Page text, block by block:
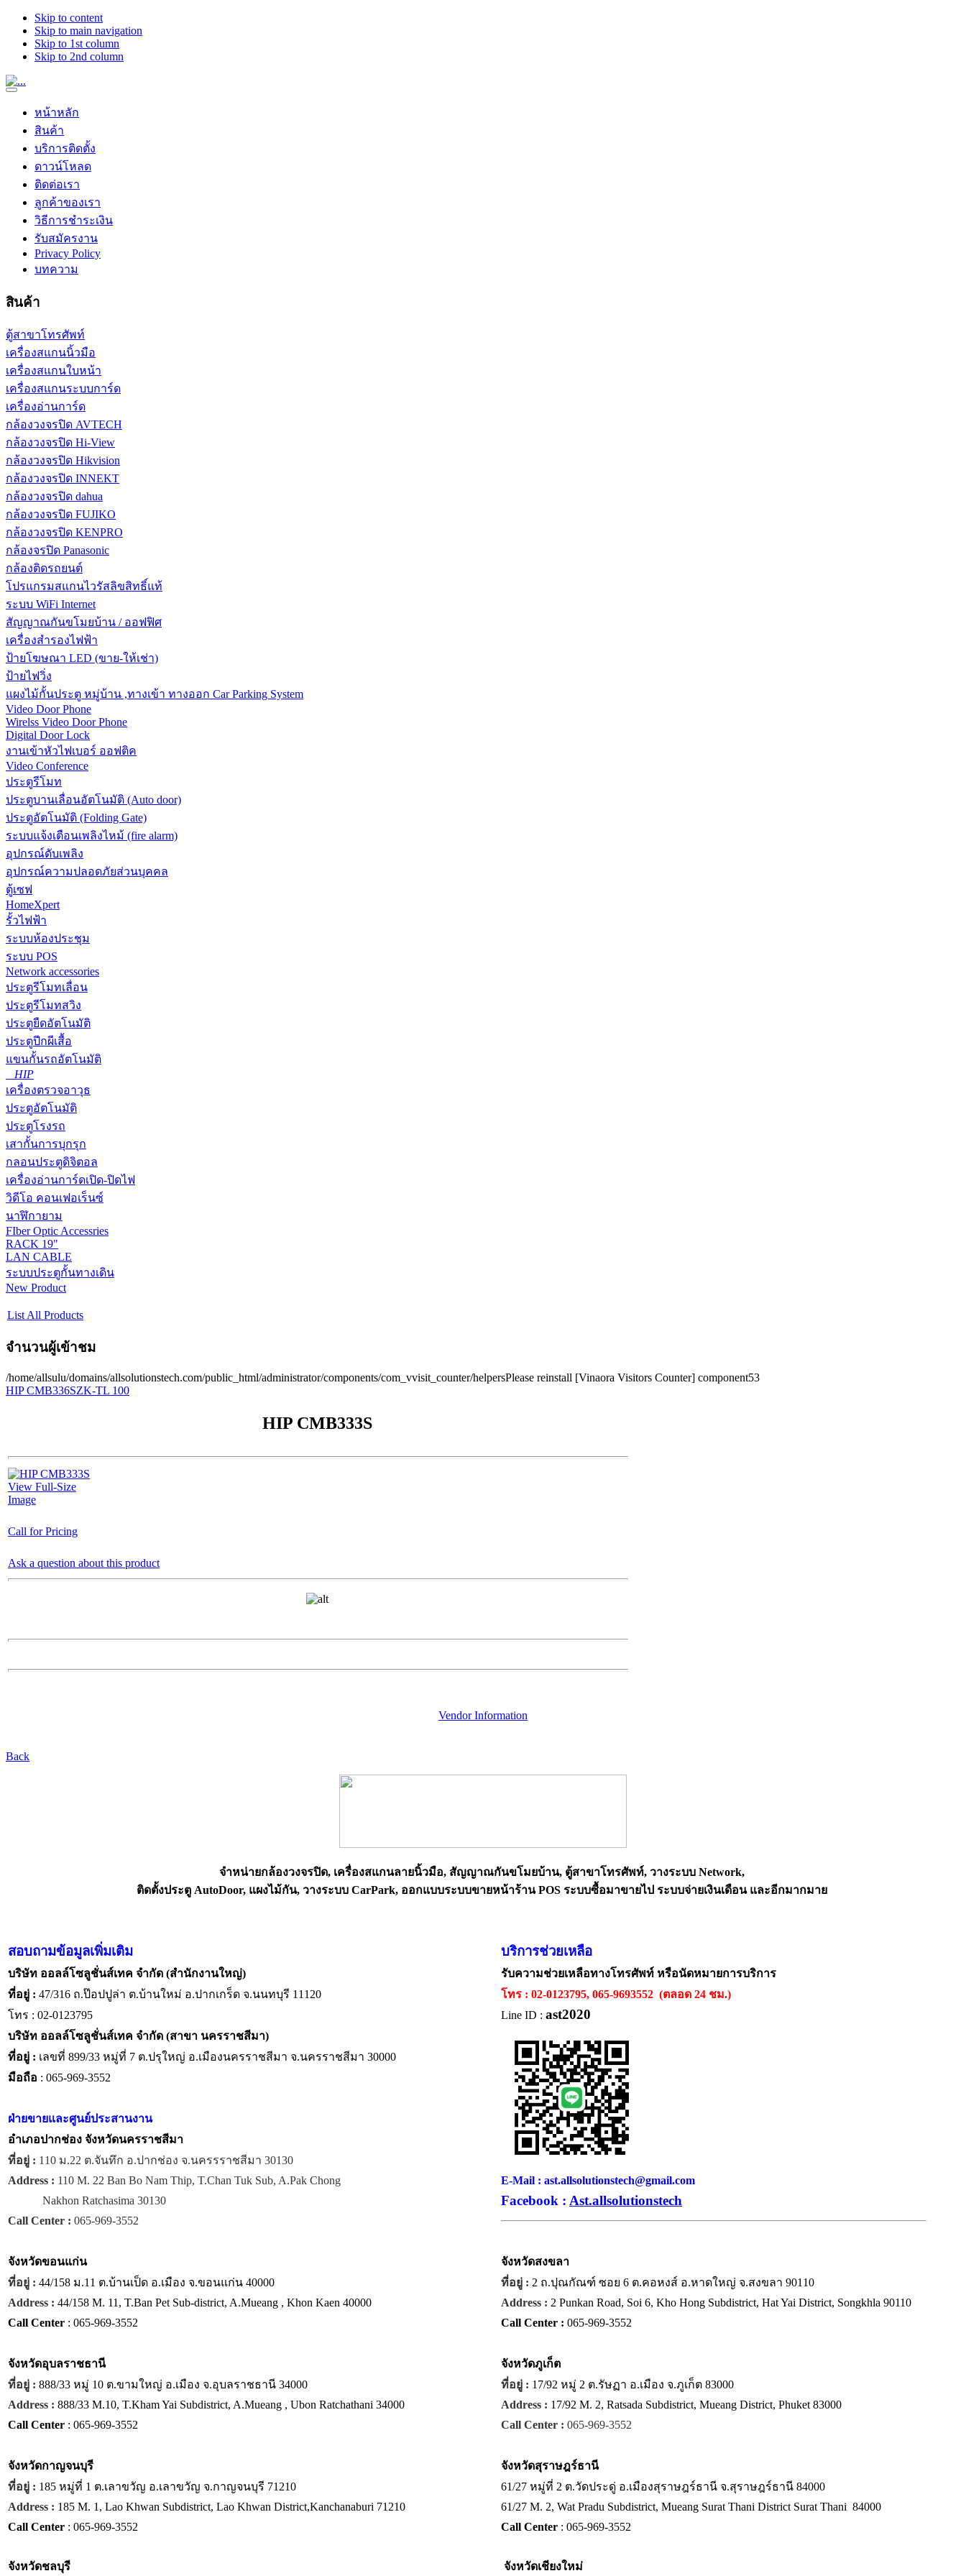
Skip to content
Skip to main navigation
Skip to 1st column
Skip to 2nd column
หน้าหลัก
สินค้า
บริการติดตั้ง
ดาวน์โหลด
ติดต่อเรา
ลูกค้าของเรา
วิธีการชำระเงิน
รับสมัครงาน
Privacy Policy
บทความ
สินค้า
ตู้สาขาโทรศัพท์
เครื่องสแกนนิ้วมือ
เครื่องสแกนใบหน้า
เครื่องสแกนระบบการ์ด
เครื่องอ่านการ์ด
กล้องวงจรปิด AVTECH
กล้องวงจรปิด Hi-View
กล้องวงจรปิด Hikvision
กล้องวงจรปิด INNEKT
กล้องวงจรปิด dahua
กล้องวงจรปิด FUJIKO
กล้องวงจรปิด KENPRO
กล้องจรปิด Panasonic
กล้องติดรถยนต์
โปรแกรมสแกนไวรัสลิขสิทธิ์แท้
ระบบ WiFi Internet
สัญญาณกันขโมยบ้าน / ออฟฟิศ
เครื่องสำรองไฟฟ้า
ป้ายโฆษณา LED (ขาย-ให้เช่า)
ป้ายไฟวิ่ง
แผงไม้กั้นประตู หมู่บ้าน ,ทางเข้า ทางออก Car Parking System
Video Door Phone
Wirelss Video Door Phone
Digital Door Lock
งานเข้าหัวไฟเบอร์ ออฟติค
Video Conference
ประตูรีโมท
ประตูบานเลื่อนอัตโนมัติ (Auto door)
ประตูอัตโนมัติ (Folding Gate)
ระบบแจ้งเตือนเพลิงไหม้ (fire alarm)
อุปกรณ์ดับเพลิง
อุปกรณ์ความปลอดภัยส่วนบุคคล
ตู้เซฟ
HomeXpert
รั้วไฟฟ้า
ระบบห้องประชุม
ระบบ POS
Network accessories
ประตูรีโมทเลื่อน
ประตูรีโมทสวิง
ประตูยืดอัตโนมัติ
ประตูปีกผีเสื้อ
แขนกั้นรถอัตโนมัติ
HIP
เครื่องตรวจอาวุธ
ประตูอัตโนมัติ
ประตูโรงรถ
เสากั้นการบุกรุก
กลอนประตูดิจิตอล
เครื่องอ่านการ์ดเปิด-ปิดไฟ
วิดีโอ คอนเฟอเร็นซ์
นาฬิกายาม
FIber Optic Accessries
RACK 19"
LAN CABLE
ระบบประตูกั้นทางเดิน
New Product
List All Products
จำนวนผู้เข้าชม
/home/allsulu/domains/allsolutionstech.com/public_html/administrator/components/com_vvisit_counter/helpersPlease reinstall [Vinaora Visitors Counter] component53
HIP CMB336SZK-TL 100
HIP CMB333S
View Full-Size
Image
Call for Pricing
Ask a question about this product
Vendor Information
Back
จำหน่ายกล้องวงจรปิด, เครื่องสแกนลายนิ้วมือ, สัญญาณกันขโมยบ้าน, ตู้สาขาโทรศัพท์, วางระบบ Network,
ติดตั้งประตู AutoDoor, แผงไม้กัน, วางระบบ CarPark, ออกแบบระบบขายหน้าร้าน POS ระบบซื้อมาขายไป ระบบจ่ายเงินเดือน และอีกมากมาย
สอบถามข้อมูลเพิ่มเติม บริการช่วยเหลือ
บริษัท ออลล์โซลูชั่นส์เทค จำกัด (สำนักงานใหญ่)
รับความช่วยเหลือทางโทรศัพท์ หรือนัดหมายการบริการ
ที่อยู่ : 47/316 ถ.ป๊อปปูล่า ต.บ้านใหม่ อ.ปากเกร็ด จ.นนทบุรี 11120
โทร : 02-0123795, 065-9693552 (ตลอด 24 ชม.)
โทร : 02-0123795
Line ID : ast2020
บริษัท ออลล์โซลูชั่นส์เทค จำกัด (สาขา นครราชสีมา)
ที่อยู่ : เลขที่ 899/33 หมู่ที่ 7 ต.ปรุใหญ่ อ.เมืองนครราชสีมา จ.นครราชสีมา 30000
มือถือ : 065-969-3552
ฝ่ายขายและศูนย์ประสานงาน
อำเภอปากช่อง จังหวัดนครราชสีมา
ที่อยู่ : 110 ม.22 ต.จันทึก อ.ปากช่อง จ.นครรราชสีมา 30130
Address : 110 M. 22 Ban Bo Nam Thip, T.Chan Tuk Sub, A.Pak Chong
E-Mail : ast.allsolutionstech@gmail.com
Nakhon Ratchasima 30130
Facebook : Ast.allsolutionstech
Call Center : 065-969-3552
จังหวัดขอนแก่น จังหวัดสงขลา
ที่อยู่ : 44/158 ม.11 ต.บ้านเป็ด อ.เมือง จ.ขอนแก่น 40000 ที่อยู่ : 2 ถ.ปุณกัณฑ์ ซอย 6 ต.คอหงส์ อ.หาดใหญ่ จ.สงขลา 90110
Address : 44/158 M. 11, T.Ban Pet Sub-district, A.Mueang , Khon Kaen 40000 Address : 2 Punkan Road, Soi 6, Kho Hong Subdistrict, Hat Yai District, Songkhla 90110
Call Center : 065-969-3552 Call Center : 065-969-3552
จังหวัดอุบลราชธานี จังหวัดภูเก็ต
ที่อยู่ : 888/33 หมู่ 10 ต.ขามใหญ่ อ.เมือง จ.อุบลราชธานี 34000 ที่อยู่ : 17/92 หมู่ 2 ต.รัษฏา อ.เมือง จ.ภูเก็ต 83000
Address : 888/33 M.10, T.Kham Yai Subdistrict, A.Mueang , Ubon Ratchathani 34000 Address : 17/92 M. 2, Ratsada Subdistrict, Mueang District, Phuket 83000
Call Center : 065-969-3552 Call Center : 065-969-3552
จังหวัดกาญจนบุรี จังหวัดสุราษฎร์ธานี
ที่อยู่ : 185 หมู่ที่ 1 ต.เลาขวัญ อ.เลาขวัญ จ.กาญจนบุรี 71210
61/27 หมู่ที่ 2 ต.วัดประดู่ อ.เมืองสุราษฎร์ธานี จ.สุราษฎร์ธานี 84000
Address : 185 M. 1, Lao Khwan Subdistrict, Lao Khwan District,Kanchanaburi 71210
61/27 M. 2, Wat Pradu Subdistrict, Mueang Surat Thani District Surat Thani 84000
Call Center : 065-969-3552 Call Center : 065-969-3552
จังหวัดชลบุรี จังหวัดเชียงใหม่